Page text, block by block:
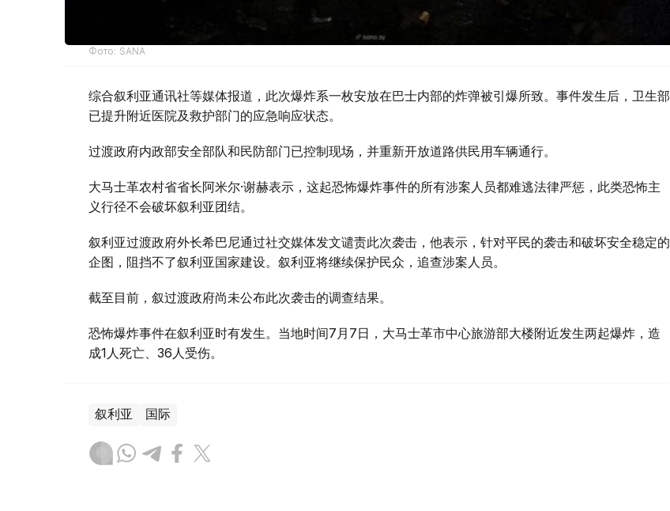
Фото: SANA
综合叙利亚通讯社等媒体报道，此次爆炸系一枚安放在巴士内部的炸弹被引爆所致。事件发生后，卫生部
已提升附近医院及救护部门的应急响应状态。
过渡政府内政部安全部队和民防部门已控制现场，并重新开放道路供民用车辆通行。
大马士革农村省省长阿米尔·谢赫表示，这起恐怖爆炸事件的所有涉案人员都难逃法律严惩，此类恐怖主
义行径不会破坏叙利亚团结。
叙利亚过渡政府外长希巴尼通过社交媒体发文谴责此次袭击，他表示，针对平民的袭击和破坏安全稳定的
企图，阻挡不了叙利亚国家建设。叙利亚将继续保护民众，追查涉案人员。
截至目前，叙过渡政府尚未公布此次袭击的调查结果。
恐怖爆炸事件在叙利亚时有发生。当地时间7月7日，大马士革市中心旅游部大楼附近发生两起爆炸，造
成1人死亡、36人受伤。
叙利亚 国际